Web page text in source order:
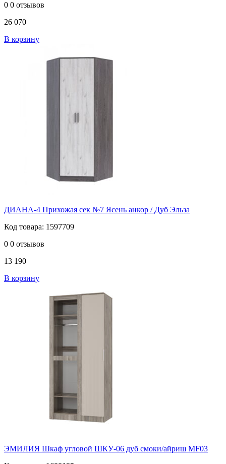
0 0 отзывов
26 070
В корзину
ДИАНА-4 Прихожая сек №7 Ясень анкор / Дуб Эльза
Код товара: 1597709
0 0 отзывов
13 190
В корзину
ЭМИЛИЯ Шкаф угловой ШКУ-06 дуб смоки/айриш MF03